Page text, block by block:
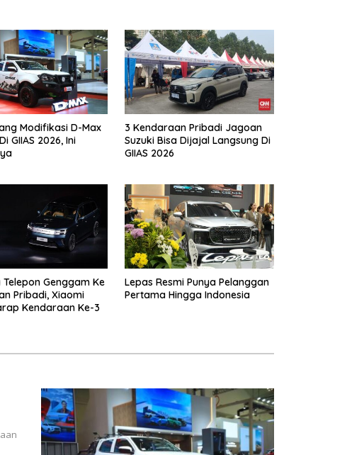
Modifikasi D-Max
GIIAS 2026, Ini
3 Kendaraan Pribadi Jagoan
Suzuki Bisa Dijajal Langsung Di
GIIAS 2026
Genggam Ke
Pribadi, Xiaomi
Kendaraan Ke-3
Lepas Resmi Punya Pelanggan
Pertama Hingga Indonesia